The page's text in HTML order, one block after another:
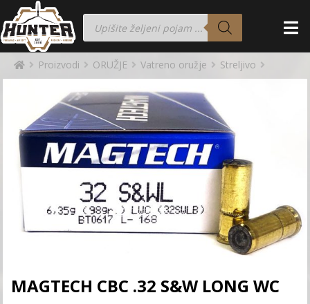
Proizvodi ORUŽJE Vatreno oružje Streljivo
MAGTECH CBC .32 S&W LONG WC